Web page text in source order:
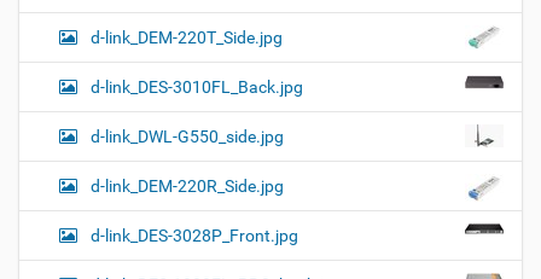
d-link_DEM-220T_Side.jpg
d-link_DES-3010FL_Back.jpg
d-link_DWL-G550_side.jpg
d-link_DEM-220R_Side.jpg
d-link_DES-3028P_Front.jpg